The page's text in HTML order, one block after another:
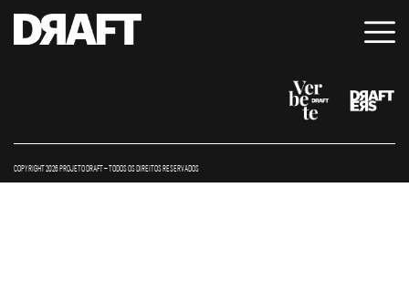
COPYRIGHT 2026 PROJETO DRAFT – TODOS OS DIREITOS RESERVADOS